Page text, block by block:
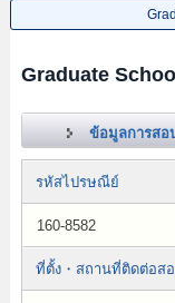
Graduate
ข้อมูลการสอ
รหัสไปรษณีย์
160-8582
ที่ตั้ง・สถานที่ติดต่อส